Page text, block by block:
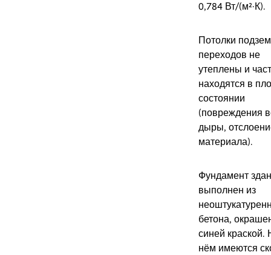
0,784 Вт/(м²·К).
Потолки
переходов не
утеплены и
находятся в
состоянии
(повреждения
дыры,
материала).
Фундамент
выполнен из
бетона,
синей краской.
нём имеются